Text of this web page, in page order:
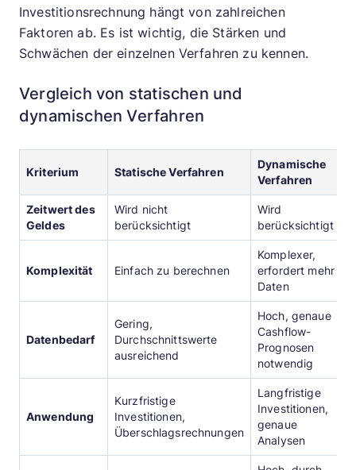
Investitionsrechnung hängt von zahlreichen
Faktoren ab. Es ist wichtig, die Stärken und
Schwächen der einzelnen Verfahren zu kennen.
Vergleich von statischen und
dynamischen Verfahren
Kriterium Statische Verfahren
Dynamische
Verfahren
Zeitwert des
Geldes
Wird nicht
berücksichtigt
Wird
berücksichtigt
Komplexität Einfach zu berechnen
Komplexer,
erfordert mehr
Daten
Datenbedarf
Gering,
Durchschnittswerte
ausreichend
Hoch, genaue
Cashflow-
Prognosen
notwendig
Anwendung
Kurzfristige
Investitionen,
Überschlagsrechnungen
Langfristige
Investitionen,
genaue
Analysen